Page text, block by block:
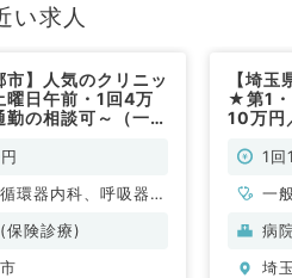
い求人
市】人気のクリニッ
曜日午前・1回4万
の相談可～（一般
環器内科、呼吸器内
科、内分泌・代謝内
保険診療)
【埼
★第1・
10万円
1
一
科
病
埼